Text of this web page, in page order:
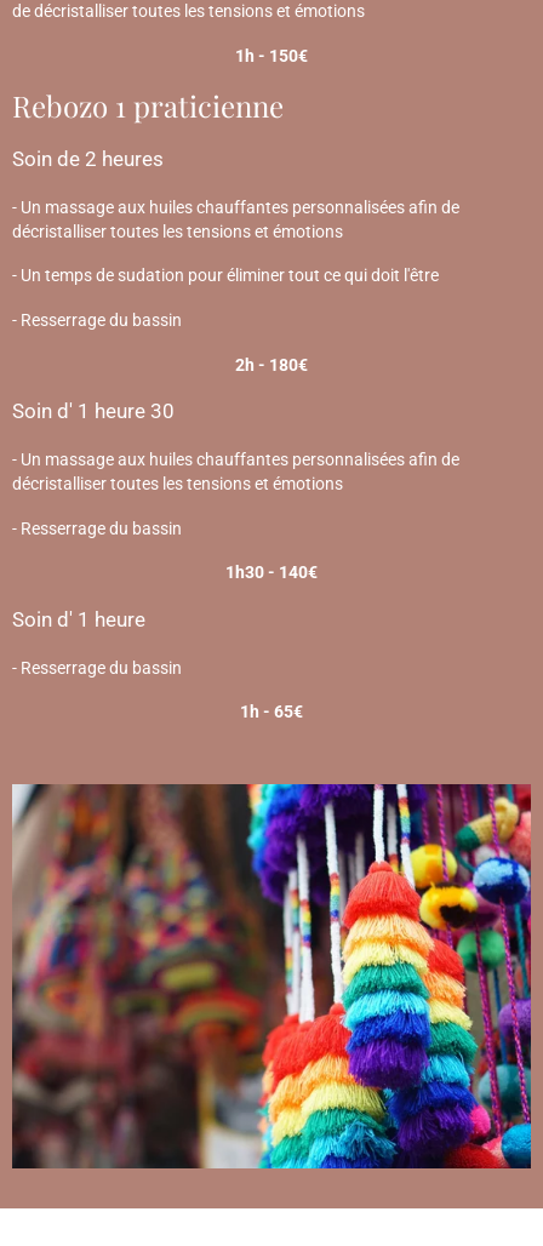
de décristalliser toutes les tensions et émotions
1h - 150€
Rebozo 1 praticienne
Soin de 2 heures
- Un massage aux huiles chauffantes personnalisées afin de
décristalliser toutes les tensions et émotions
- Un temps de sudation pour éliminer tout ce qui doit l'être
- Resserrage du bassin
2h - 180€
Soin d' 1 heure 30
- Un massage aux huiles chauffantes personnalisées afin de
décristalliser toutes les tensions et émotions
- Resserrage du bassin
1h30 - 140€
Soin d' 1 heure
- Resserrage du bassin
1h - 65€